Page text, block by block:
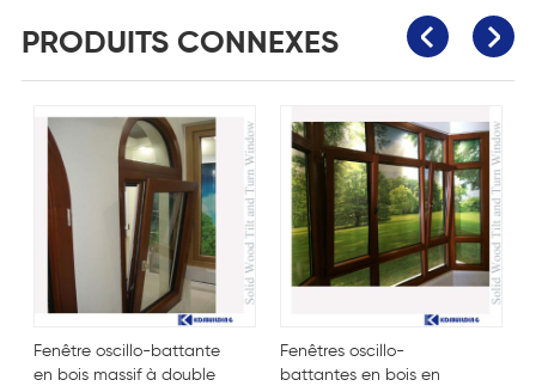
PRODUITS CONNEXES
Fenêtre oscillo-battante
en bois massif à double
Fenêtres oscillo-
battantes en bois en